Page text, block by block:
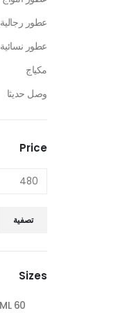
عطور رجالية
عطور نسائية
مكياج
وصل حديثا
Price
تصفية
Sizes
60 ML